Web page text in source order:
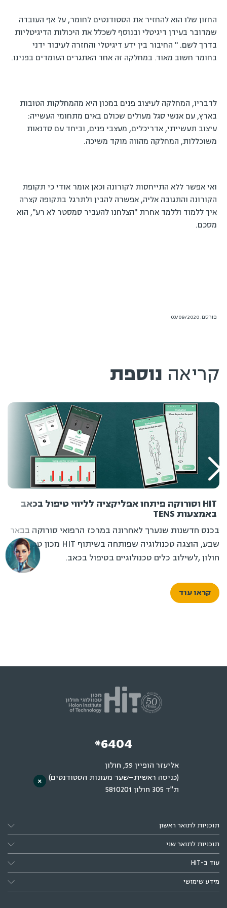
החזון שלו הוא להחזיר את הסטודנטים לחומר, על אף העובדה
שמדובר בעידן דיגיטלי ובנוסף לשכלל את היכולות הדיגיטליות
בדרך לשם. " החיבור בין ידע דיגיטלי והחזרה לעיבוד ידני
בחומר חשוב מאוד. במחלקה זה אחד האתגרים העומדים בפנינו.
לדבריו, המחלקה לעיצוב פנים במכון היא מהמחלקות הטובות
בארץ, עם אנשי סגל מעולים שכולם באים מתחומי העשייה:
עיצוב תעשייתי, אדריכלים, מעצבי פנים, וביחד עם סדנאות
משוכללות, המחלקה מהווה מוקד משיכה.
ואי אפשר ללא התייחסות לקורונה וכאן אומר אודי כי תקופת
הקורונה והתגובה אליה, אפשרה להבין ולתרגל בתקופה קצרה
איך ללמוד וללמד אחרת "הצלחנו להעביר סמסטר לא רע", הוא
מסכם.
פורסם: 03/09/2020
קריאה נוספת
HIT וסורוקה פיתחו אפליקציה לליווי טיפול בכאב
באמצעות TENS
בכנס חדשנות שנערך לאחרונה במרכז הרפואי סורוקה בבאר
שבע, הוצגה טכנולוגיה שפותחה בשיתוף HIT מכון טכנולוגי
חולון ,לשילוב כלים טכנולוגיים בטיפול בכאב.
קראו עוד
*6404
אליעזר הופיין 59, חולון
(כניסה ראשית–שער מעונות הסטודנטים)
ת"ד 305 חולון 5810201
תוכניות לתואר ראשון
תוכניות לתואר שני
עוד ב-HIT
מידע שימושי
×